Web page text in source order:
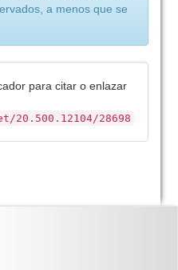
a menos que se
para citar o enlazar
28698